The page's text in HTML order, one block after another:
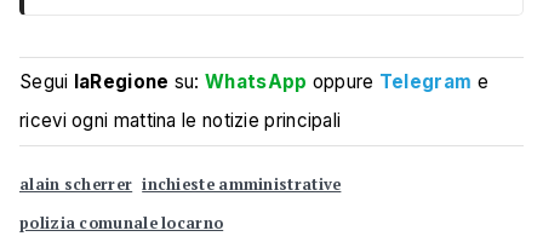
Segui laRegione su:WhatsApp oppure Telegram e
ricevi ogni mattina le notizie principali
alain scherrer inchieste amministrative
polizia comunale locarno